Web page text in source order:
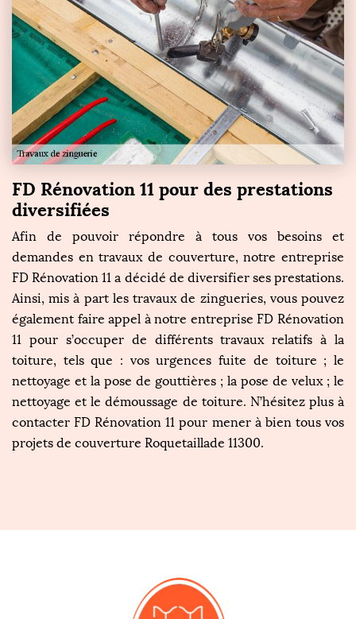
FD Rénovation 11 pour des prestations
diversifiées
Afin de pouvoir répondre à tous vos besoins et
demandes en travaux de couverture, notre entreprise
FD Rénovation 11 a décidé de diversifier ses prestations.
Ainsi, mis à part les travaux de zingueries, vous pouvez
également faire appel à notre entreprise FD Rénovation
11 pour s’occuper de différents travaux relatifs à la
toiture, tels que : vos urgences fuite de toiture ; le
nettoyage et la pose de gouttières ; la pose de velux ; le
nettoyage et le démoussage de toiture. N’hésitez plus à
contacter FD Rénovation 11 pour mener à bien tous vos
projets de couverture Roquetaillade 11300.